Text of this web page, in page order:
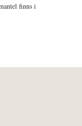
finns i